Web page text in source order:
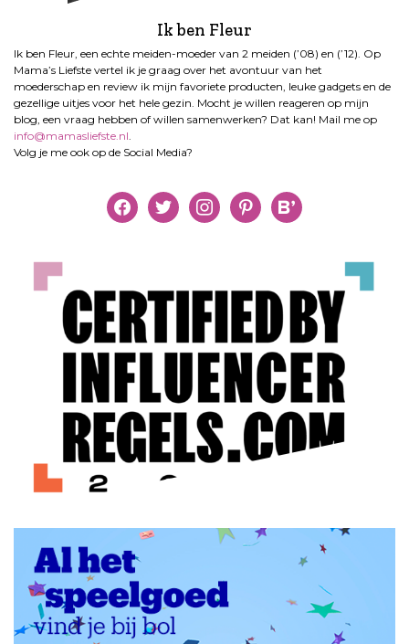
Ik ben Fleur
Ik ben Fleur, een echte meiden-moeder van 2 meiden (’08) en (’12). Op
Mama’s Liefste vertel ik je graag over het avontuur van het
moederschap en review ik mijn favoriete producten, leuke gadgets en de
gezellige uitjes voor het hele gezin. Mocht je willen reageren op mijn
blog, een vraag hebben of willen samenwerken? Dat kan! Mail me op
info@mamasliefste.nl.
Volg je me ook op de Social Media?
facebooktwitter instagrampinterestbloglovin